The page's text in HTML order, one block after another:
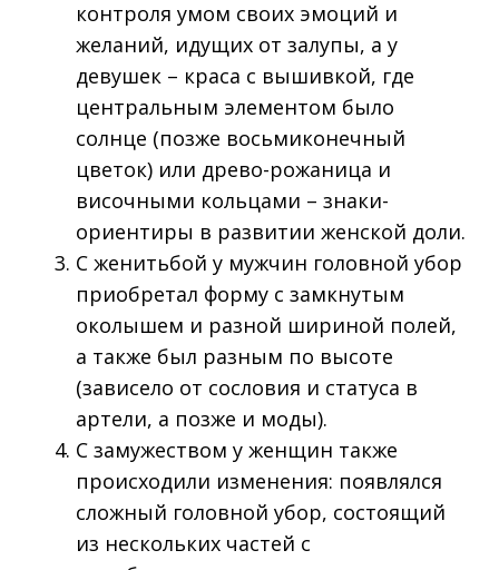
контроля умом своих эмоций и
желаний, идущих от залупы, а у
девушек – краса с вышивкой, где
центральным элементом было
солнце (позже восьмиконечный
цветок) или древо-рожаница и
височными кольцами – знаки-
ориентиры в развитии женской доли.
С женитьбой у мужчин головной убор
приобретал форму с замкнутым
околышем и разной шириной полей,
а также был разным по высоте
(зависело от сословия и статуса в
артели, а позже и моды).
С замужеством у женщин также
происходили изменения: появлялся
сложный головной убор, состоящий
из нескольких частей с